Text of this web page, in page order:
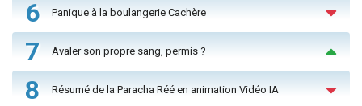
6 Panique à la boulangerie Cachère
7 Avaler son propre sang, permis ?
8 Résumé de la Paracha Réé en animation Vidéo IA